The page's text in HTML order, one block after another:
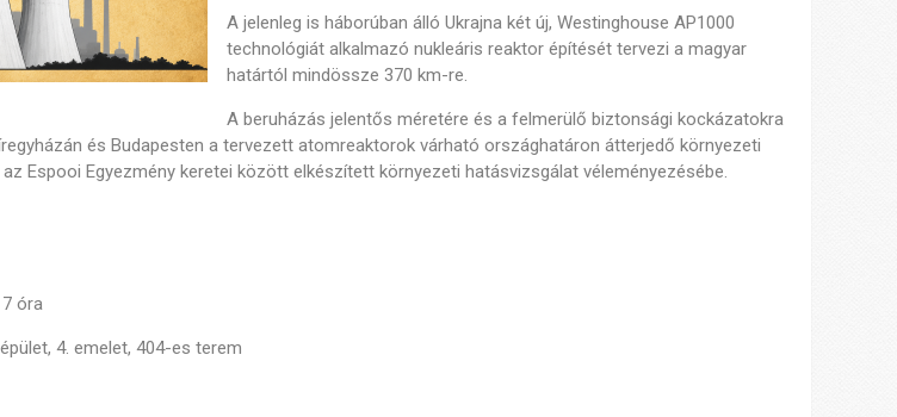
A jelenleg is háborúban álló Ukrajna két új, Westinghouse AP1000
technológiát alkalmazó nukleáris reaktor építését tervezi a magyar
határtól mindössze 370 km-re.
A beruházás jelentős méretére és a felmerülő biztonsági kockázatokra
és Budapesten a tervezett atomreaktorok várható országhatáron átterjedő környezeti
Espooi Egyezmény keretei között elkészített környezeti hatásvizsgálat véleményezésébe.
óra
4. emelet, 404-es terem